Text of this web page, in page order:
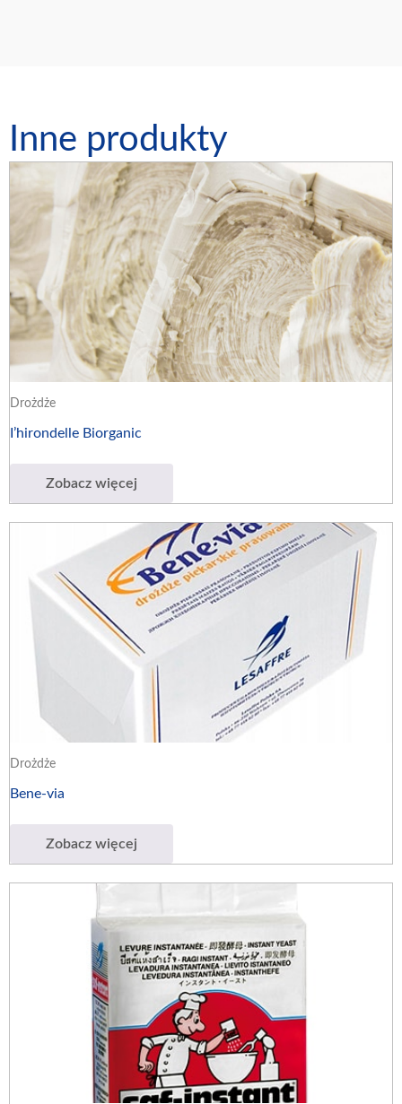
Inne produkty
Drożdże
I’hirondelle Biorganic
Zobacz więcej
Drożdże
Bene-via
Zobacz więcej